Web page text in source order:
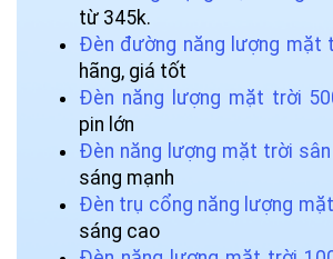
từ 345k.
Đèn đường năng lượng mặt
hãng, giá tốt
Đèn năng lượng mặt trời
pin lớn
Đèn năng lượng mặt trời
sáng mạnh
Đèn trụ cổng năng lượng
sáng cao